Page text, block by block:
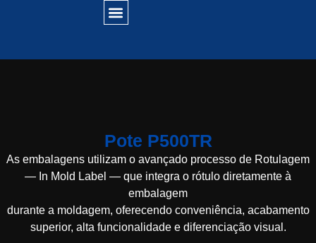
Pote P500TR
As embalagens utilizam o avançado processo de Rotulagem
— In Mold Label — que integra o rótulo diretamente à
embalagem
durante a moldagem, oferecendo conveniência, acabamento
superior, alta funcionalidade e diferenciação visual.